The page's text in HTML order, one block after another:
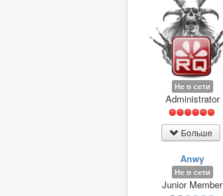
Не в сети
Administrator
Больше
Anwy
Не в сети
Junior Member